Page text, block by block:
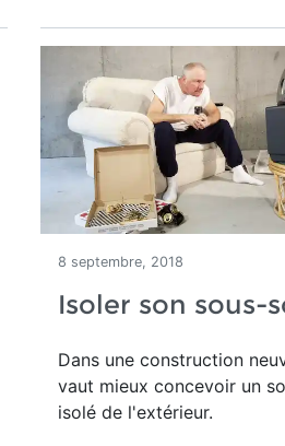
8 septembre, 2018
Isoler son sous-
Dans une construction
vaut mieux concevoir un
isolé de l'extérieur.